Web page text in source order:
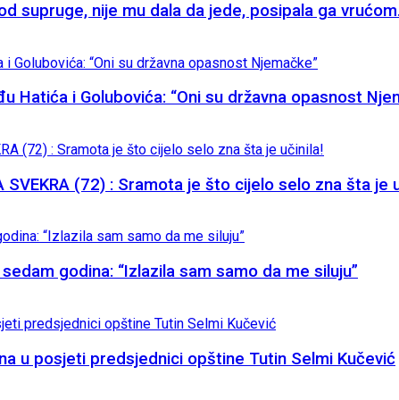
supruge, nije mu dala da jede, posipala ga
Hatića i Golubovića: “Oni su državna opasnost
SVEKRA (72) : Sramota je što cijelo selo zna šta je
godina: “Izlazila sam samo da me siluju”
u posjeti predsjednici opštine Tutin Selmi Kučević